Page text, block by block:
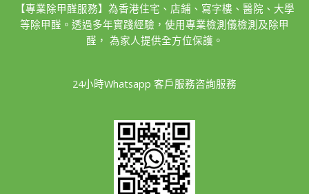
【專業除甲醛服務】為香港住宅、店鋪、寫字樓、醫院、大學
等除甲醛。透過多年實踐經驗，使用專業檢測儀檢測及除甲
醛， 為家人提供全方位保護。
24小時Whatsapp 客戶服務咨詢服務